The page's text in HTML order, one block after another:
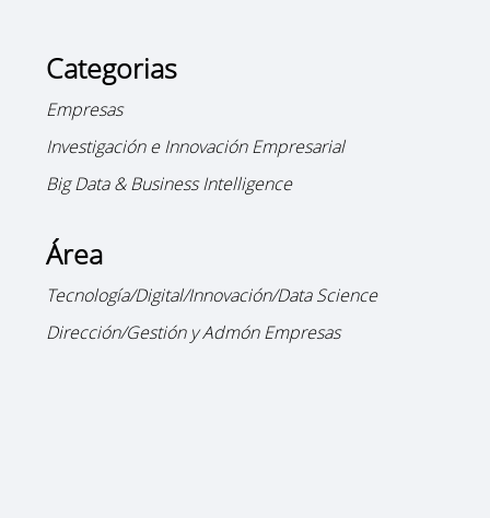
Categorias
Empresas
Investigación e Innovación Empresarial
Big Data & Business Intelligence
Área
Tecnología/Digital/Innovación/Data Science
Dirección/Gestión y Admón Empresas